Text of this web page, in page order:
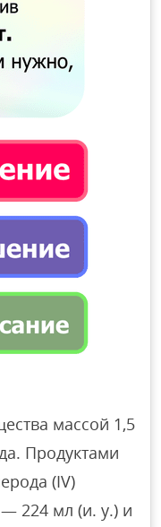
массой 1,5
Продуктами
(IV)
224 мл (и. у.) и